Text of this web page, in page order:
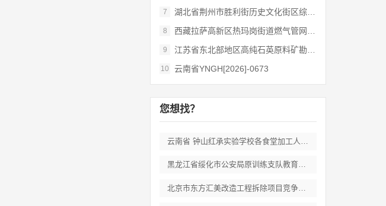
7 湖北省荆州市胜利街历史文化街区综合开发和
8 西藏拉萨高新区热玛岗街道燃气管网全覆盖延
9 江苏省东北部地区高纯石英原料矿勘查岩心钻
10 云南省YNGH[2026]-0673
您想找？
云南省 钟山红承实验学校各食堂加工人员劳
黑龙江省绥化市公安局原训练支队教育培训期